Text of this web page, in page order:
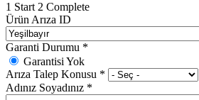
1 Start 2 Complete
Ürün Arıza ID
Garanti Durumu *
Garantisi Yok
Arıza Talep Konusu *
Adınız Soyadınız *